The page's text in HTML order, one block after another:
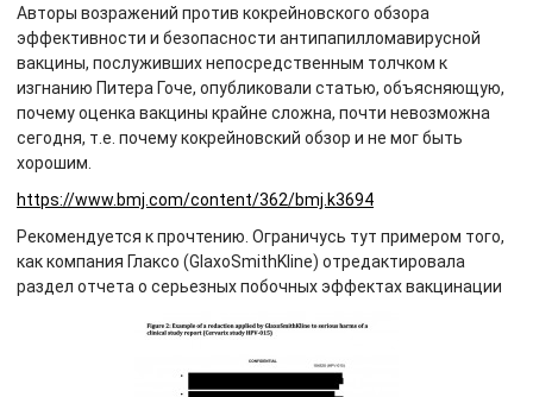
Авторы возражений против кокрейновского обзора
эффективности и безопасности антипапилломавирусной
вакцины, послуживших непосредственным толчком к
изгнанию Питера Гоче, опубликовали статью, объясняющую,
почему оценка вакцины крайне сложна, почти невозможна
сегодня, т.е. почему кокрейновский обзор и не мог быть
хорошим.
https://www.bmj.com/content/362/bmj.k3694
Рекомендуется к прочтению. Ограничусь тут примером того,
как компания Глаксо (GlaxoSmithKline) отредактировала
раздел отчета о серьезных побочных эффектах вакцинации